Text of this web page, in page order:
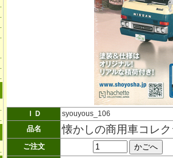
ＩＤ
syouyous_106
品名
懐かしの商用車コレ
ご注文